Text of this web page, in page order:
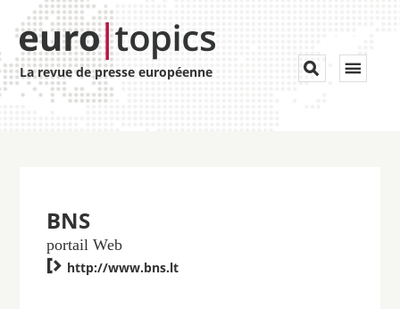
La revue de presse européenne Toggle


BNS
portail Web
 http://www.bns.lt